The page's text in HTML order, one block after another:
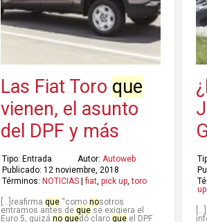
Las Fiat Toro que
vienen, el asunto
del DPF y más
Tipo: Entrada Autor:Autoweb
Publicado: 12 noviembre, 2018
Términos: NOTICIAS|fiat, pick up,toro
[…]reafirma que“como nosotros
entramos antes de quese exigiera el
Euro 5, quizá no quedó claro queel DPF
up